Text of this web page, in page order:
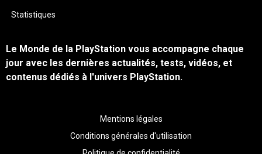
Statistiques
Le Monde de la PlayStation vous accompagne chaque
jour avec les dernières actualités, tests, vidéos, et
contenus dédiés à l'univers PlayStation.
Mentions légales
Conditions générales d'utilisation